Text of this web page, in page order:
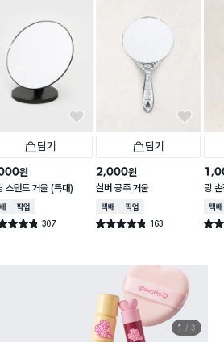
담기
원
스탠드 거울 (특대)
배송매장픽업
4.8점 307
건 작성
담기
2,000원
실버 공주 거울
택배배송매장픽업
별점 4.8점 163
건 작성
링
택배
별점
1 3